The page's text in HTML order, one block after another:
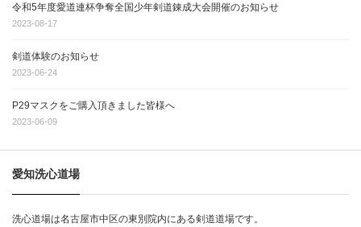
令和5年度愛道連杯争奪全国少年剣道錬成大会開催のお知らせ
2023-08-17
剣道体験のお知らせ
2023-06-24
P29マスクをご購入頂きました皆様へ
2023-06-09
愛知洗心道場
洗心道場は名古屋市中区の東別院内にある剣道道場です。